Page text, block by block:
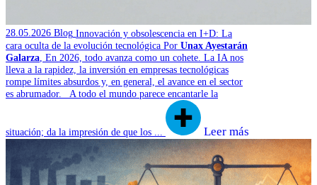
28.05.2026 Blog Innovación y obsolescencia en I+D: La
cara oculta de la evolución tecnológica Por Unax Ayestarán
Galarza En 2026, todo avanza como un cohete. La IA nos
lleva a la rapidez, la inversión en empresas tecnológicas
rompe límites absurdos y, en general, el avance en el sector
es abrumador. A todo el mundo parece encantarle la
situación; da la impresión de que los ... Leer más